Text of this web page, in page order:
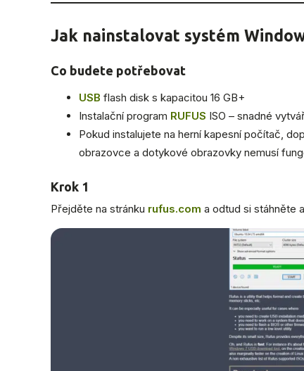
Jak nainstalovat systém
Co budete potřebovat
USB flash disk s kapacitou 16 GB+
Instalační program RUFUS ISO – snadné
Pokud instalujete na herní kapesní počítač,
obrazovce a dotykové obrazovky nemusí
Krok 1
Přejděte na stránku rufus.com a odtud si stáhněte